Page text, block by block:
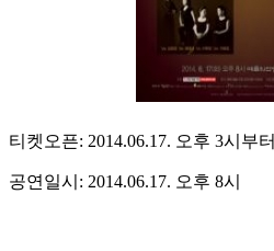
티켓오픈: 2014.06.17. 오후 3시부터
공연일시: 2014.06.17. 오후 8시